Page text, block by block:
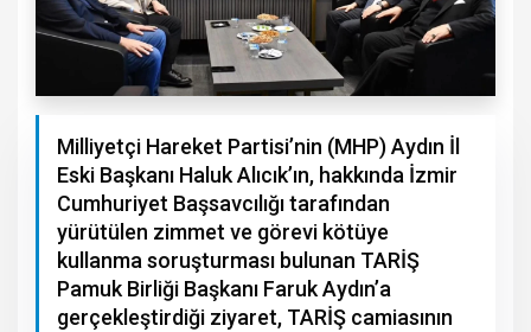
Milliyetçi Hareket Partisi’nin (MHP) Aydın İl
Eski Başkanı Haluk Alıcık’ın, hakkında İzmir
Cumhuriyet Başsavcılığı tarafından
yürütülen zimmet ve görevi kötüye
kullanma soruşturması bulunan TARİŞ
Pamuk Birliği Başkanı Faruk Aydın’a
gerçekleştirdiği ziyaret, TARİŞ camiasının